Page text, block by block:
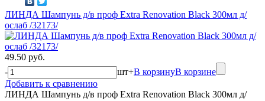
ЛИНДА Шампунь д/в проф Extra Renovation Black 300мл д/
ослаб /32173/
49.50 руб.
-
шт+В корзинуВ корзине
Добавить к сравнению
ЛИНДА Шампунь д/в проф Extra Renovation Black 300мл д/